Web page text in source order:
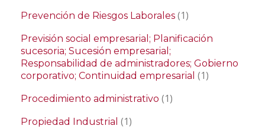
Prevención de Riesgos Laborales (1)
Previsión social empresarial; Planificación
sucesoria; Sucesión empresarial;
Responsabilidad de administradores; Gobierno
corporativo; Continuidad empresarial (1)
Procedimiento administrativo (1)
Propiedad Industrial (1)